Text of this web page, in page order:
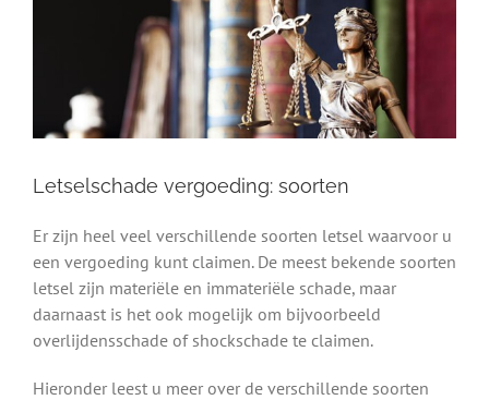
Letselschade vergoeding: soorten
Er zijn heel veel verschillende soorten letsel waarvoor u
een vergoeding kunt claimen. De meest bekende soorten
letsel zijn materiële en immateriële schade, maar
daarnaast is het ook mogelijk om bijvoorbeeld
overlijdensschade of shockschade te claimen.
Hieronder leest u meer over de verschillende soorten